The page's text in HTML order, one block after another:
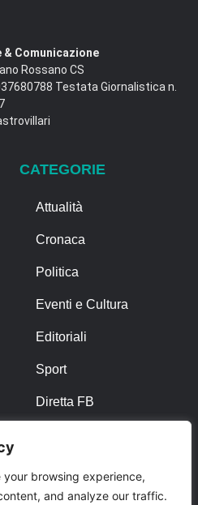
your browsing experience,
and analyze our traffic.
Comunicazione
Rossano CS
Testata Giornalistica n.
CATEGORIE
Attualità
Cronaca
Politica
Eventi e Cultura
Editoriali
Sport
Diretta FB